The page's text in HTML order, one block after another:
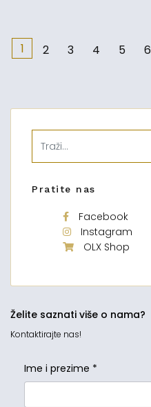
1 2 3 4 5 6
Pratite nas
Facebook
Instagram
OLX Shop
Želite saznati više o nama?
Kontaktirajte nas!
Ime i prezime *